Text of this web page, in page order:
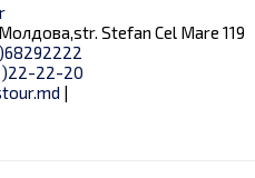
Stefan Cel Mare 119
22-20
|